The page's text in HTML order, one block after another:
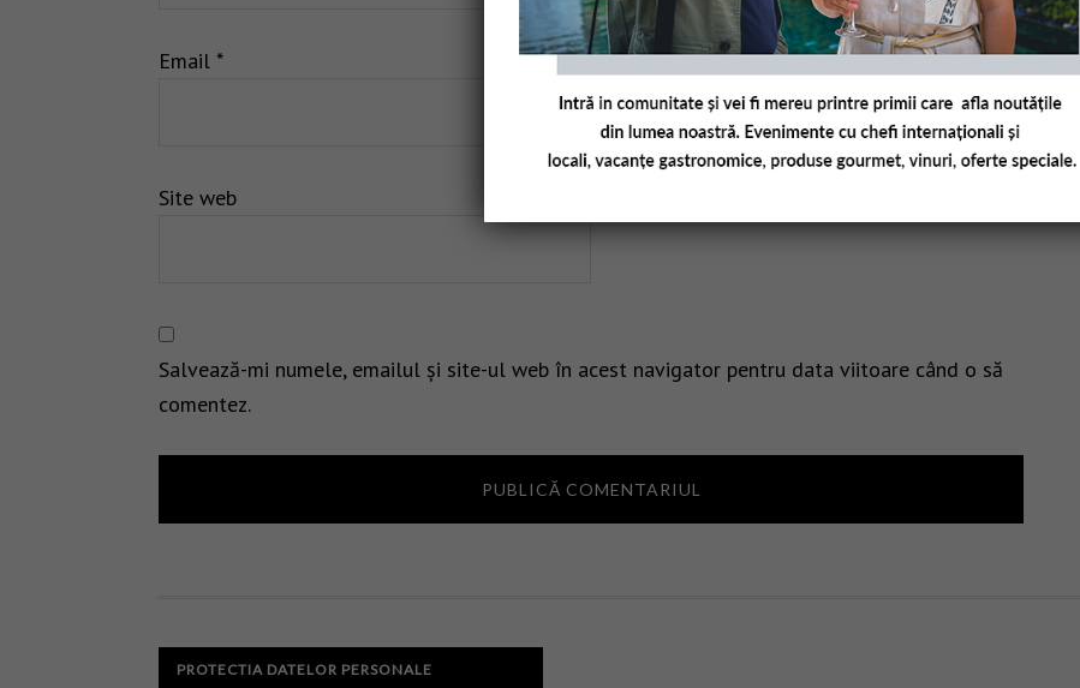
Email *
Site web
Salvează-mi numele, emailul și site-ul web în acest navigator pentru data viitoare când o să
comentez.
PROTECTIA DATELOR PERSONALE